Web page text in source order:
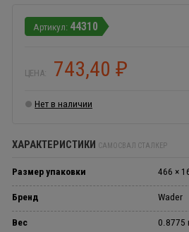
44310
ЦЕНА: 743,40 ₽
Нет в наличии
ХАРАКТЕРИСТИКИ САМОСВАЛ СТАЛКЕР
Размер упаковки 466 ×
Бренд Wader
Вес 0.8775